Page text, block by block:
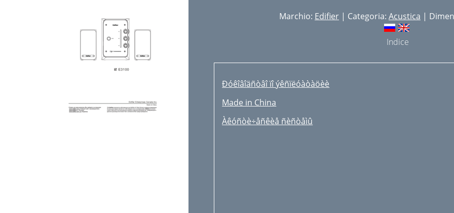
Marchio: Edifier | Categoria: Acustica |
Indice
Ðóêîâîäñòâî ïî ýêñïëóàòàöèè
Made in China
Àêóñòè÷åñêèå ñèñòåìû